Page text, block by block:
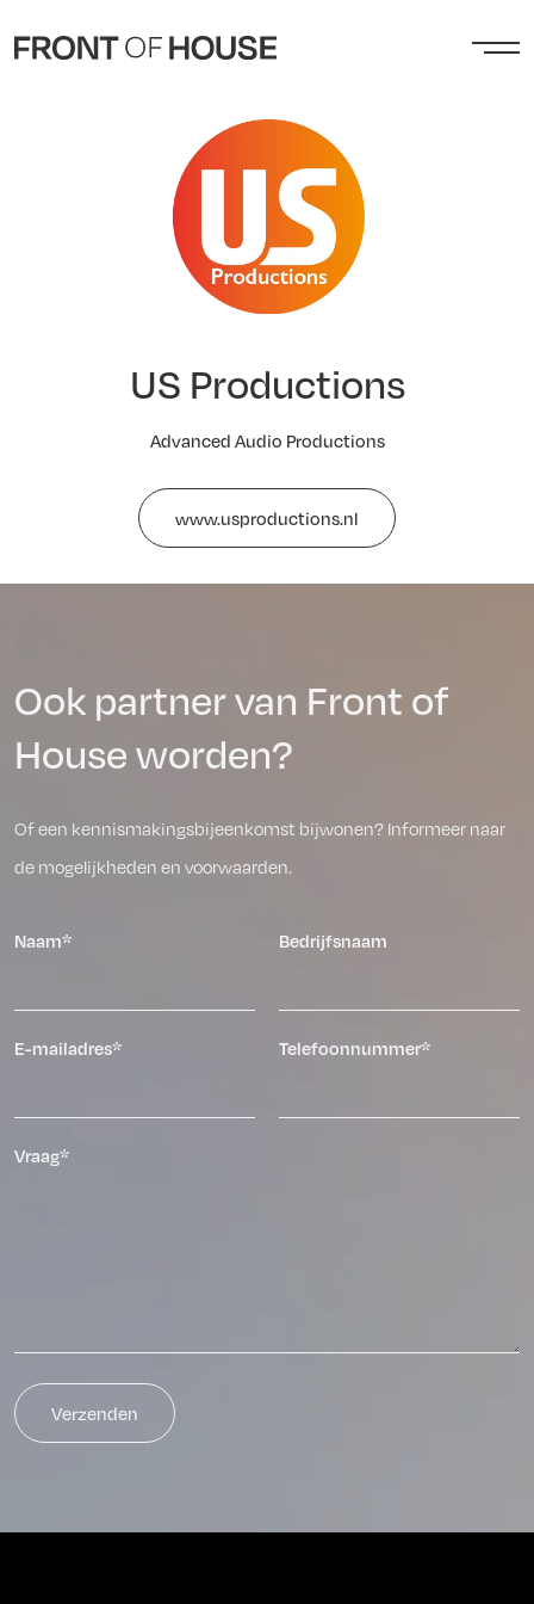
US Productions
Advanced Audio Productions
www.usproductions.nl
Ook partner van Front of
House worden?
Of een kennismakingsbijeenkomst bijwonen? Informeer naar
de mogelijkheden en voorwaarden.
Naam* Bedrijfsnaam
E-mailadres* Telefoonnummer*
Vraag*